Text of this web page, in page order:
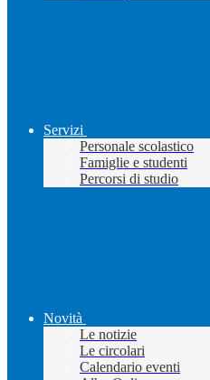
Servizi
Personale scolastico
Famiglie e studenti
Percorsi di studio
Novità
Le notizie
Le circolari
Calendario eventi